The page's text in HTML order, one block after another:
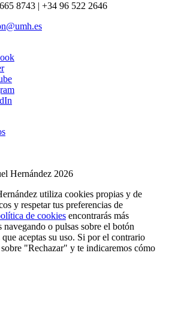
8743 | +34 96 522 2646
Hernández 2026
utiliza cookies propias y de
y respetar tus preferencias de
de cookies encontrarás más
o pulsas sobre el botón
aceptas su uso. Si por el contrario
"Rechazar" y te indicaremos cómo